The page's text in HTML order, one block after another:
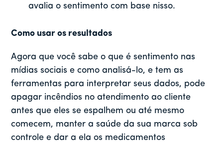
avalia o sentimento com base nisso.
Como usar os resultados
Agora que você sabe o que é sentimento nas
mídias sociais e como analisá-lo, e tem as
ferramentas para interpretar seus dados, pode
apagar incêndios no atendimento ao cliente
antes que eles se espalhem ou até mesmo
comecem, manter a saúde da sua marca sob
controle e dar a ela os medicamentos